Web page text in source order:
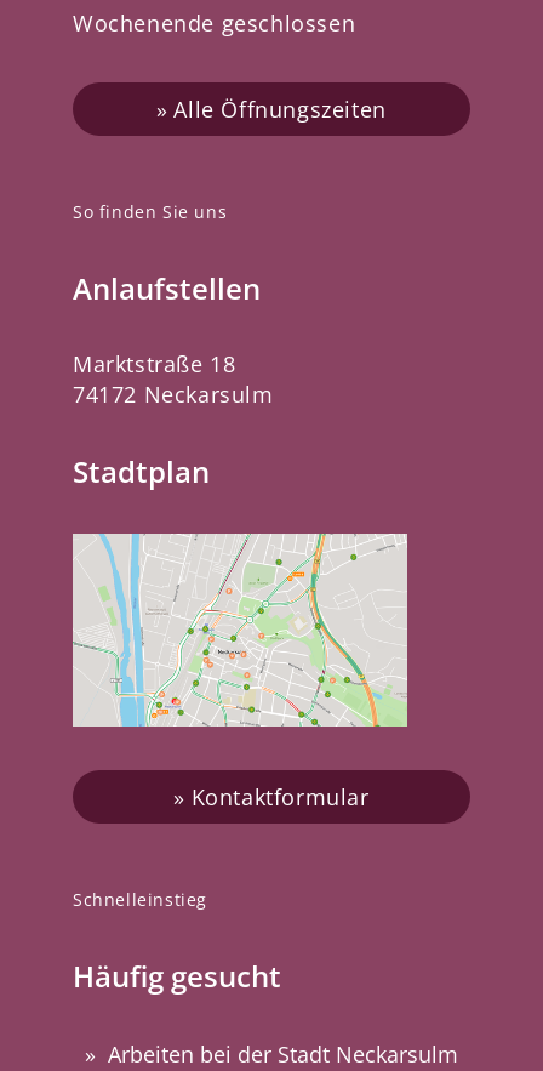
Schnelleinstieg
Häufig gesucht
Arbeiten bei der Stadt Neckarsulm
So finden Sie uns
Anlaufstellen
Marktstraße 18
74172 Neckarsulm
Stadtplan
Kontaktformular
Wochenende geschlossen
Alle Öffnungszeiten